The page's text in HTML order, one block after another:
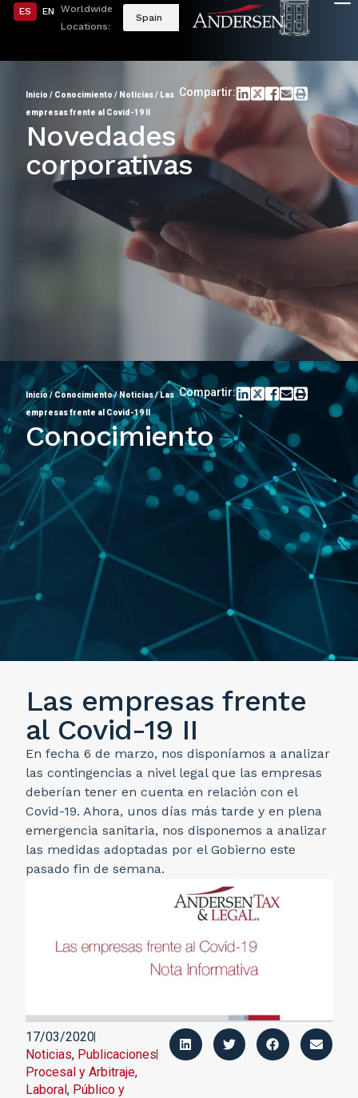
ES EN
Worldwide
Locations:
Spain
Inicio / Conocimiento / Noticias/ Las
empresas frente al Covid-19 II
Compartir:
Novedades
corporativas
Inicio/ Conocimiento/Noticias/Las
empresas frente al Covid-19 II
Compartir:
Conocimiento
Las empresas frente
al Covid-19 II
En fecha 6 de marzo, nos disponíamos a analizar
las contingencias a nivel legal que las empresas
deberían tener en cuenta en relación con el
Covid-19. Ahora, unos días más tarde y en plena
emergencia sanitaria, nos disponemos a analizar
las medidas adoptadas por el Gobierno este
pasado fin de semana.
17/03/2020
Noticias, Publicaciones
Procesal y Arbitraje,
Laboral, Público y